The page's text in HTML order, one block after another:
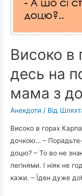
Високо в
десь на
мама з
Анекдоти / Від
Високо в горах
дочкою… –
доцю? – То во не
легінями. І ніяк не
кажи. – Їден дуже